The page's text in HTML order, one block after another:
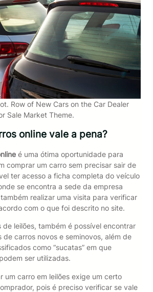
Row of New Cars on the Car Dealer
Sale Market Theme.
online vale a pena?
é uma ótima oportunidade para
comprar um carro sem precisar sair de
ter acesso a ficha completa do veículo
se encontra a sede da empresa
realizar uma visita para verificar
com o que foi descrito no site.
de leilões, também é possível encontrar
de carros novos e seminovos, além de
como “sucatas” em que
ser utilizadas.
um carro em leilões exige um certo
pois é preciso verificar se vale